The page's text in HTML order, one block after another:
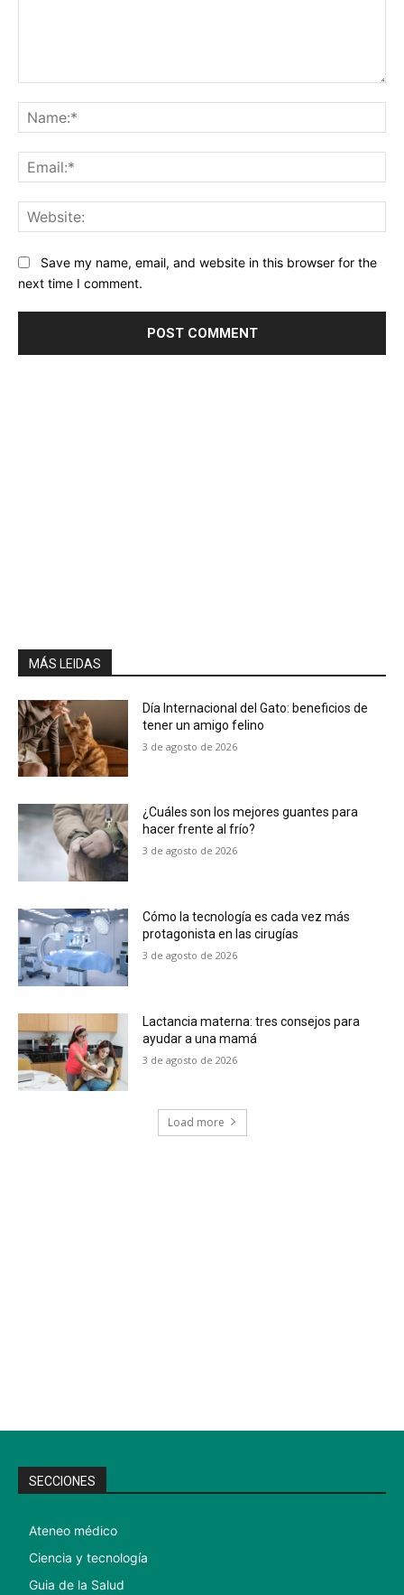
Save my name, email, and website in this browser for the
next time I comment.
MÁS LEIDAS
Día Internacional del Gato: beneficios de
tener un amigo felino
3 de agosto de 2026
¿Cuáles son los mejores guantes para
hacer frente al frío?
3 de agosto de 2026
Cómo la tecnología es cada vez más
protagonista en las cirugías
3 de agosto de 2026
Lactancia materna: tres consejos para
ayudar a una mamá
3 de agosto de 2026
Load more
SECCIONES
Ateneo médico
Ciencia y tecnología
Guia de la Salud